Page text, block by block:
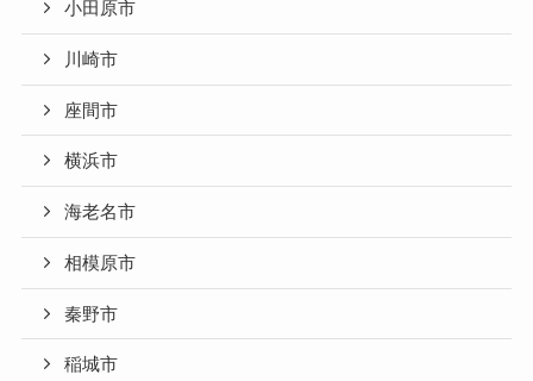
小田原市
川崎市
座間市
横浜市
海老名市
相模原市
秦野市
稲城市